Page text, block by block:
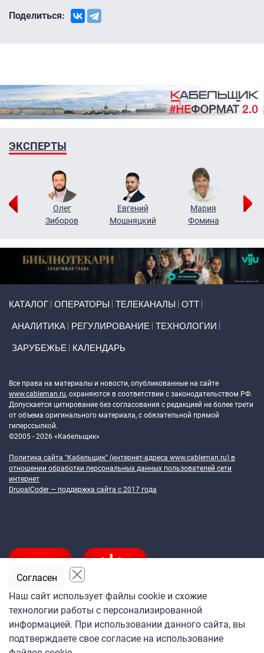
Поделиться:
ЭКСПЕРТЫ
Олег
Зиборов
Евгений
Мошняцкий
Мария
Фомина
КАТАЛОГ ОПЕРАТОРЫ ТЕЛЕКАНАЛЫ ОТТ
АНАЛИТИКА РЕГУЛИРОВАНИЕ ТЕХНОЛОГИИ
ЗАРУБЕЖЬЕ КАЛЕНДАРЬ
Все права на материалы и новости, опубликованные на сайте
www.cableman.ru, охраняются в соответствии с законодательством РФ.
Допускается цитирование без согласования с редакцией не более трети
от объема оригинального материала, с обязательной прямой
гиперссылкой.
©2005 - 2026 «Кабельщик»
Политика сайта "Кабельщик" (интернет-адреса www.cableman.ru) в
отношении обработки персональных данных пользователей сети
интернет
DrupalCoder — поддержка сайта c 2017 года
Подпишитесь
на ежедневную рассылку
«Кабельщика»
Наш сайт использует файлы cookie и схожие
технологии работы с персонализированной
информацией. При использовании данного сайта, вы
подтверждаете свое согласие на использование
Согласен